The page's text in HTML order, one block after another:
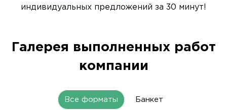
индивидуальных предложений за 30 минут!
Галерея выполненных работ
компании
Все форматы Банкет